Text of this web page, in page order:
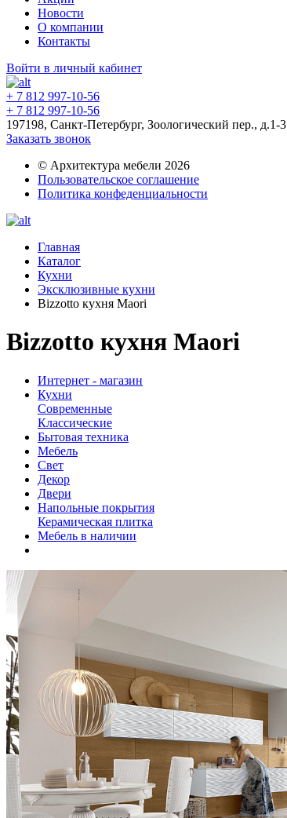
Новости
О компании
Контакты
Войти в личный кабинет
+ 7 812 997-10-56
+ 7 812 997-10-56
197198, Санкт-Петербург, Зоологический пер., д.1-3
Заказать звонок
© Архитектура мебели 2026
Пользовательское соглашение
Политика конфеденциальности
Главная
Каталог
Кухни
Эксклюзивные кухни
Bizzotto кухня Maori
Bizzotto кухня Maori
Интернет - магазин
Кухни
Современные
Классические
Бытовая техника
Мебель
Свет
Декор
Двери
Напольные покрытия
Керамическая плитка
Мебель в наличии